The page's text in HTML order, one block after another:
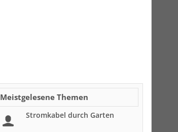
Meistgelesene Themen
Stromkabel durch Garten